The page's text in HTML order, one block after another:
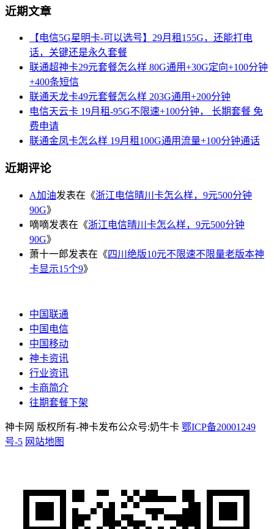
近期文章
【电信5G星明卡-可以选号】29月租155G，还能打电
话，关键还是永久套餐
联通超神卡29元套餐怎么样 80G通用+30G定向+100分钟
+400条短信
联通天龙卡49元套餐怎么样 203G通用+200分钟
电信天云卡 19月租-95G不限速+100分钟， 长期套餐 免
费申请
联通金凤卡怎么样 19月租100G通用流量+100分钟通话
近期评论
A加油发表在《浙江电信晴川卡怎么样，9元500分钟
90G》
嘀嘀发表在《浙江电信晴川卡怎么样，9元500分钟
90G》
萧十一郎发表在《四川绝版10元不限速不限量老版本神
卡显示15个9》
中国联通
中国电信
中国移动
神卡资讯
行业资讯
卡商简介
往期套餐下架
神卡网 版权所有-神卡发布公众号:奶牛卡 鄂ICP备20001249
号-5 网站地图